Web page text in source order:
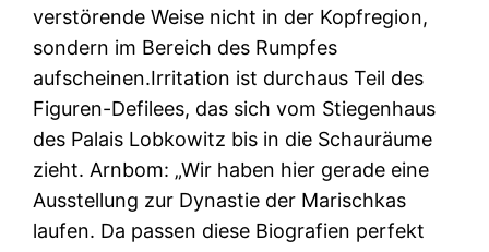
verstörende Weise nicht in der Kopfregion,
sondern im Bereich des Rumpfes
aufscheinen.Irritation ist durchaus Teil des
Figuren-Defilees, das sich vom Stiegenhaus
des Palais Lobkowitz bis in die Schauräume
zieht. Arnbom: „Wir haben hier gerade eine
Ausstellung zur Dynastie der Marischkas
laufen. Da passen diese Biografien perfekt